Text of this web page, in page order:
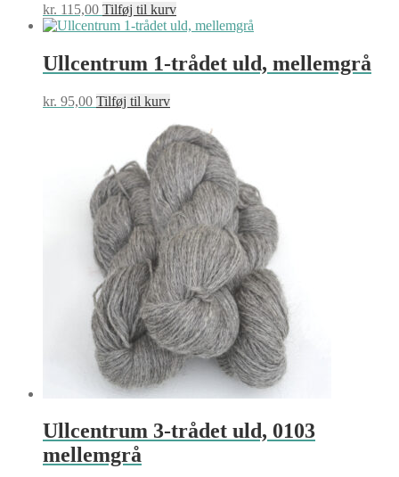
kr. 115,00 Tilføj til kurv
Ullcentrum 1-trådet uld, mellemgrå
kr. 95,00 Tilføj til kurv
Ullcentrum 3-trådet uld, 0103
mellemgrå